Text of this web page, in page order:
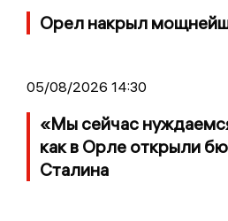
Орел накрыл
05/08/2026 14:30
«Мы сейчас
как в Орле открыли
Сталина